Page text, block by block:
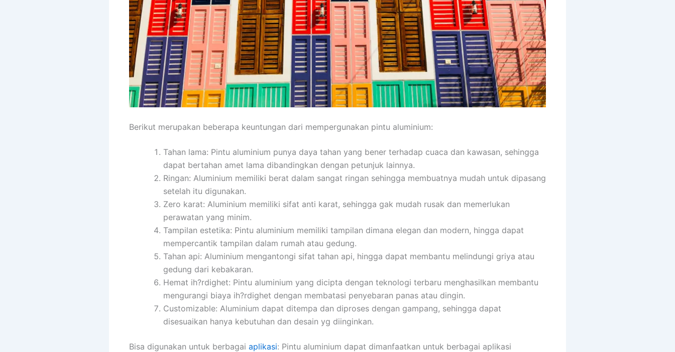
Berikut merupakan beberapa keuntungan dari mempergunakan pintu aluminium:
Tahan lama: Pintu aluminium punya daya tahan yang bener terhadap cuaca dan kawasan, sehingga
dapat bertahan amet lama dibandingkan dengan petunjuk lainnya.
Ringan: Aluminium memiliki berat dalam sangat ringan sehingga membuatnya mudah untuk dipasang
setelah itu digunakan.
Zero karat: Aluminium memiliki sifat anti karat, sehingga gak mudah rusak dan memerlukan
perawatan yang minim.
Tampilan estetika: Pintu aluminium memiliki tampilan dimana elegan dan modern, hingga dapat
mempercantik tampilan dalam rumah atau gedung.
Tahan api: Aluminium mengantongi sifat tahan api, hingga dapat membantu melindungi griya atau
gedung dari kebakaran.
Hemat ih?rdighet: Pintu aluminium yang dicipta dengan teknologi terbaru menghasilkan membantu
mengurangi biaya ih?rdighet dengan membatasi penyebaran panas atau dingin.
Customizable: Aluminium dapat ditempa dan diproses dengan gampang, sehingga dapat
disesuaikan hanya kebutuhan dan desain yg diinginkan.
Bisa digunakan untuk berbagai aplikasi: Pintu aluminium dapat dimanfaatkan untuk berbagai aplikasi